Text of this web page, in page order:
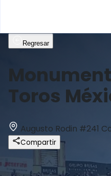
Regresar
Toros
Augusto Rodin #241
Compartir